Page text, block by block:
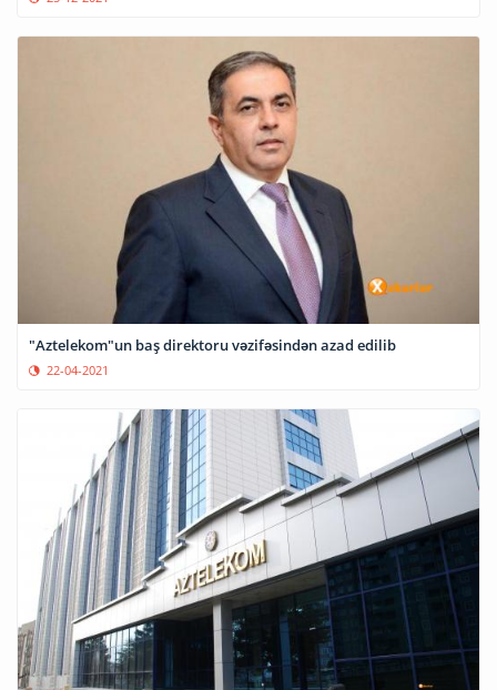
"Aztelekom"un baş direktoru vəzifəsindən azad edilib
22-04-2021